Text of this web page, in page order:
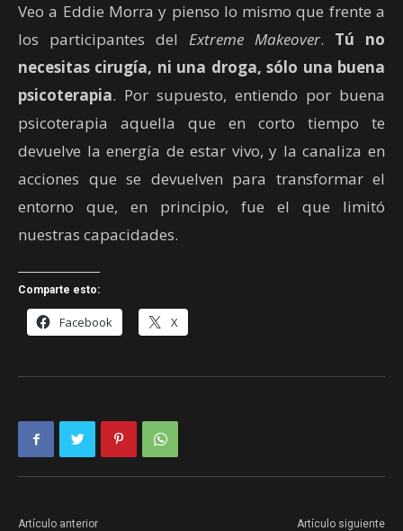
Veo a Eddie Morra y pienso lo mismo que frente a
los participantes del Extreme Makeover. Tú no
necesitas cirugía, ni una droga, sólo una buena
psicoterapia. Por supuesto, entiendo por buena
psicoterapia aquella que en corto tiempo te
devuelve la energía de estar vivo, y la canaliza en
acciones que se devuelven para transformar el
entorno que, en principio, fue el que limitó
nuestras capacidades.
Comparte esto:
Facebook X
Artículo anterior Artículo siguiente